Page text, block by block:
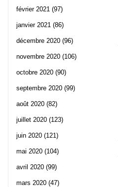
février 2021 (97)
janvier 2021 (86)
décembre 2020 (96)
novembre 2020 (106)
octobre 2020 (90)
septembre 2020 (99)
août 2020 (82)
juillet 2020 (123)
juin 2020 (121)
mai 2020 (104)
avril 2020 (99)
mars 2020 (47)